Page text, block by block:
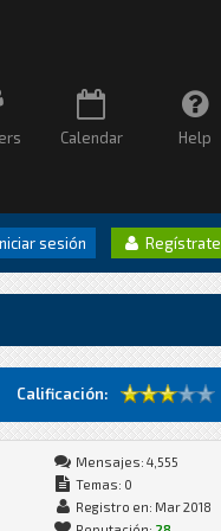
Calendar Help
sesión Regístrate
Calificación:
Mensajes: 4,555
Temas: 0
Registro en: Mar 2018